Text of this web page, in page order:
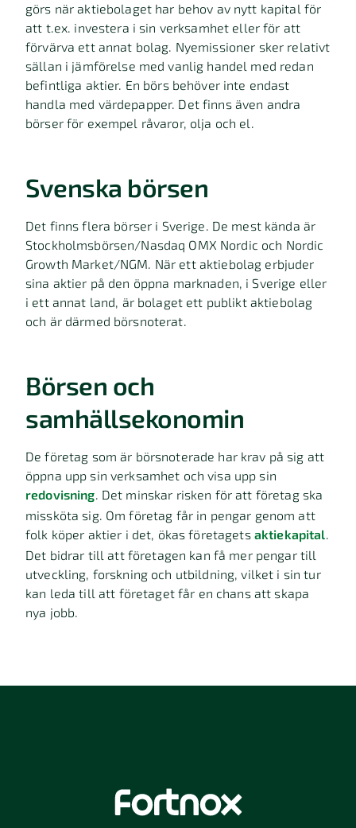
görs när aktiebolaget har behov av nytt kapital för
att t.ex. investera i sin verksamhet eller för att
förvärva ett annat bolag. Nyemissioner sker relativt
sällan i jämförelse med vanlig handel med redan
befintliga aktier. En börs behöver inte endast
handla med värdepapper. Det finns även andra
börser för exempel råvaror, olja och el.
Svenska börsen
Det finns flera börser i Sverige. De mest kända är
Stockholmsbörsen/Nasdaq OMX Nordic och Nordic
Growth Market/NGM. När ett aktiebolag erbjuder
sina aktier på den öppna marknaden, i Sverige eller
i ett annat land, är bolaget ett publikt aktiebolag
och är därmed börsnoterat.
Börsen och
samhällsekonomin
De företag som är börsnoterade har krav på sig att
öppna upp sin verksamhet och visa upp sin
redovisning. Det minskar risken för att företag ska
missköta sig. Om företag får in pengar genom att
folk köper aktier i det, ökas företagets aktiekapital.
Det bidrar till att företagen kan få mer pengar till
utveckling, forskning och utbildning, vilket i sin tur
kan leda till att företaget får en chans att skapa
nya jobb.